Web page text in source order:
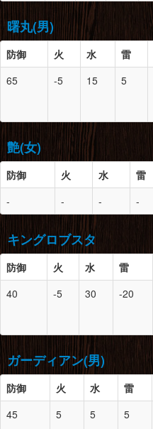
脚
13 0
腕
-
腰
13 -
脚
13 -
胴
13 1
腕
13 1
腰
13 2
脚
13 2
曙丸(男)
防御 火 水 雷
65
-5 15 5
頭
13 2
胴
13 1
腰
- 2
艶(女)
防御 火 水 雷
-
- - -
防御 スロット
頭
5 -
胴
13 -
腰
13 -
脚
13
キングロブスタ
防御 火 水 雷
40
-5 30 -20
頭
8 2
胴
8 2
ガーディアン(男)
防御 火 水 雷
45
5 5 5
防御 スロット